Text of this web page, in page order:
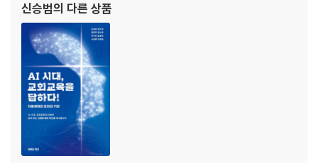
신승범의 다른 상품